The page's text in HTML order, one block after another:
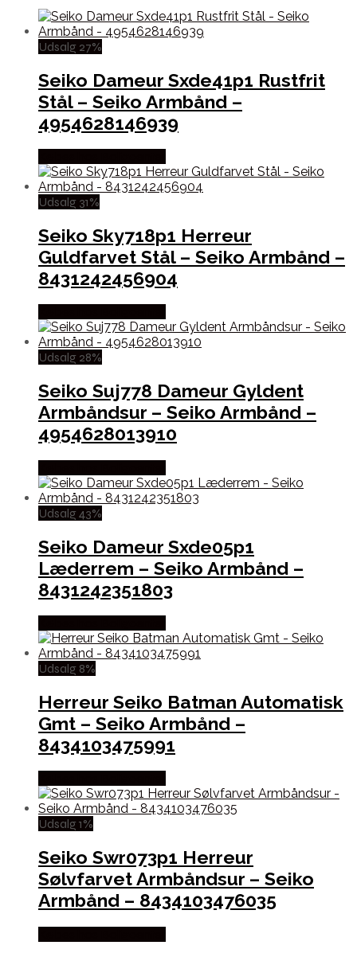
Udsalg 27%
Seiko Dameur Sxde41p1 Rustfrit
Stål – Seiko Armbånd –
4954628146939
Udsalg 31%
Seiko Sky718p1 Herreur
Guldfarvet Stål – Seiko Armbånd –
8431242456904
Udsalg 28%
Seiko Suj778 Dameur Gyldent
Armbåndsur – Seiko Armbånd –
4954628013910
Udsalg 43%
Seiko Dameur Sxde05p1
Læderrem – Seiko Armbånd –
8431242351803
Udsalg 8%
Herreur Seiko Batman Automatisk
Gmt – Seiko Armbånd –
8434103475991
Udsalg 1%
Seiko Swr073p1 Herreur
Sølvfarvet Armbåndsur – Seiko
Armbånd – 8434103476035